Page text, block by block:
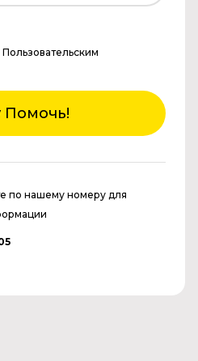
Пользовательским
Помочь!
по нашему номеру для